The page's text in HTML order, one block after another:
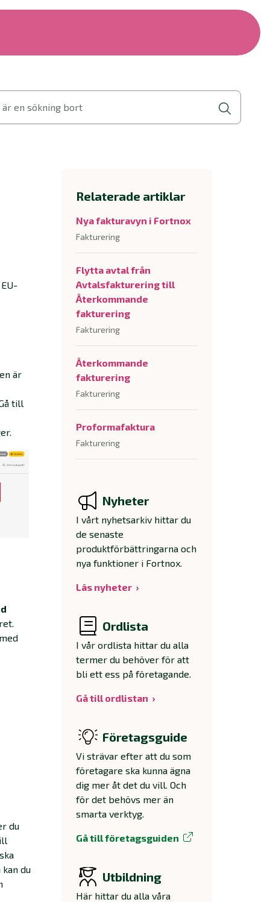
är en sökning bort
är
till
du
du
Relaterade artiklar
Nya fakturavyn i Fortnox
Fakturering
Flytta avtal från
Avtalsfakturering till
Återkommande
fakturering
Fakturering
Återkommande
fakturering
Fakturering
Proformafaktura
Fakturering
Nyheter
I vårt nyhetsarkiv hittar du
de senaste
produktförbättringarna och
nya funktioner i Fortnox.
Läs nyheter
Ordlista
I vår ordlista hittar du alla
termer du behöver för att
bli ett ess på företagande.
Gå till ordlistan
Företagsguide
Vi strävar efter att du som
företagare ska kunna ägna
dig mer åt det du vill. Och
för det behövs mer än
smarta verktyg.
Gå till företagsguiden
Utbildning
Här hittar du alla våra